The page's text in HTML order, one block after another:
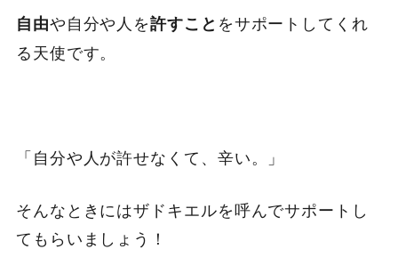
自由や自分や人を許すこと をサポートしてくれ
る天使です。
「自分や人が許せなくて、辛い。」
そんなときにはザドキエルを呼んでサポートし
てもらいましょう！